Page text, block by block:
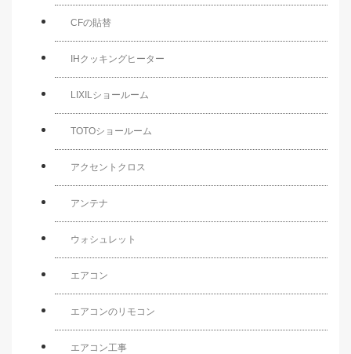
CFの貼替
IHクッキングヒーター
LIXILショールーム
TOTOショールーム
アクセントクロス
アンテナ
ウォシュレット
エアコン
エアコンのリモコン
エアコン工事